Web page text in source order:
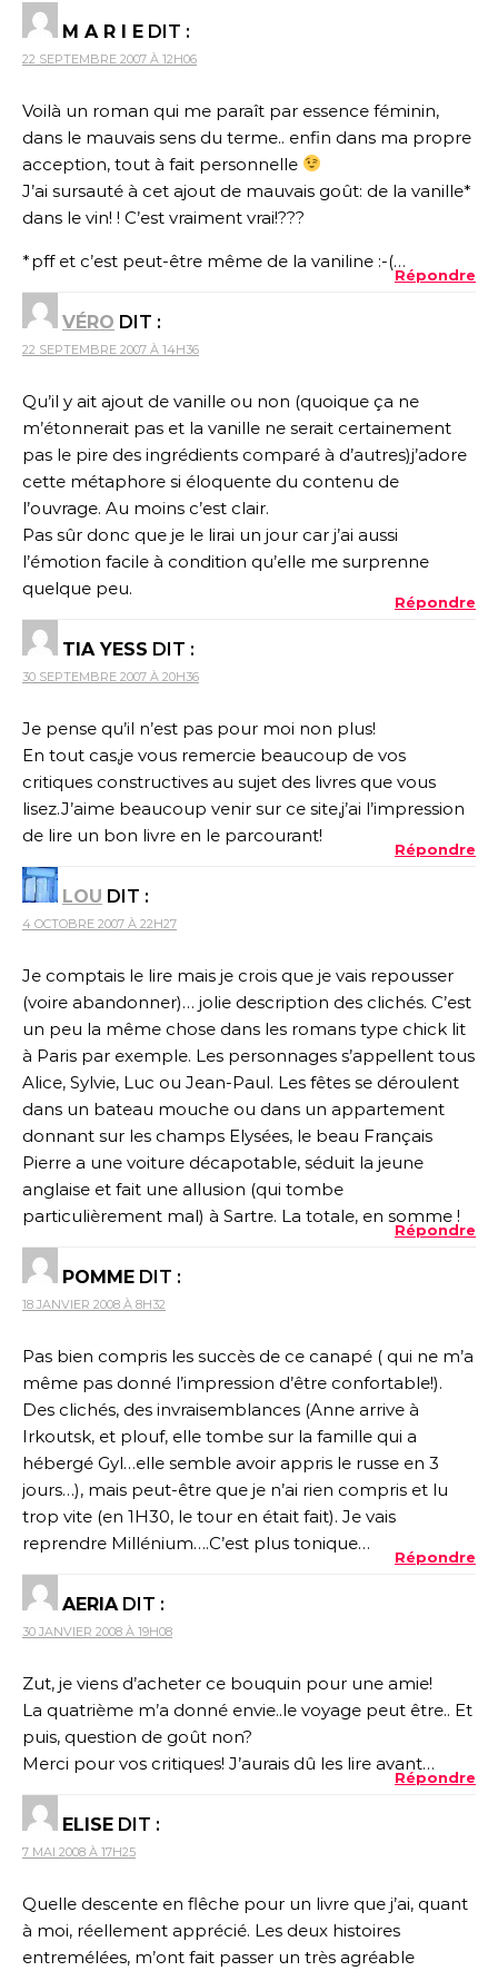
M A R I E DIT :
22 SEPTEMBRE 2007 À 12H06
Voilà un roman qui me paraît par essence féminin,
dans le mauvais sens du terme.. enfin dans ma propre
acception, tout à fait personnelle
J’ai sursauté à cet ajout de mauvais goût: de la vanille*
dans le vin! ! C’est vraiment vrai!???
*pff et c’est peut-être même de la vaniline :-(…
Répondre
VÉRO DIT :
22 SEPTEMBRE 2007 À 14H36
Qu’il y ait ajout de vanille ou non (quoique ça ne
m’étonnerait pas et la vanille ne serait certainement
pas le pire des ingrédients comparé à d’autres)j’adore
cette métaphore si éloquente du contenu de
l’ouvrage. Au moins c’est clair.
Pas sûr donc que je le lirai un jour car j’ai aussi
l’émotion facile à condition qu’elle me surprenne
quelque peu.
Répondre
TIA YESS DIT :
30 SEPTEMBRE 2007 À 20H36
Je pense qu’il n’est pas pour moi non plus!
En tout cas,je vous remercie beaucoup de vos
critiques constructives au sujet des livres que vous
lisez.J’aime beaucoup venir sur ce site,j’ai l’impression
de lire un bon livre en le parcourant!
Répondre
LOU DIT :
4 OCTOBRE 2007 À 22H27
Je comptais le lire mais je crois que je vais repousser
(voire abandonner)… jolie description des clichés. C’est
un peu la même chose dans les romans type chick lit
à Paris par exemple. Les personnages s’appellent tous
Alice, Sylvie, Luc ou Jean-Paul. Les fêtes se déroulent
dans un bateau mouche ou dans un appartement
donnant sur les champs Elysées, le beau Français
Pierre a une voiture décapotable, séduit la jeune
anglaise et fait une allusion (qui tombe
particulièrement mal) à Sartre. La totale, en somme !
Répondre
POMME DIT :
18 JANVIER 2008 À 8H32
Pas bien compris les succès de ce canapé ( qui ne m’a
même pas donné l’impression d’être confortable!).
Des clichés, des invraisemblances (Anne arrive à
Irkoutsk, et plouf, elle tombe sur la famille qui a
hébergé Gyl…elle semble avoir appris le russe en 3
jours…), mais peut-être que je n’ai rien compris et lu
trop vite (en 1H30, le tour en était fait). Je vais
reprendre Millénium….C’est plus tonique…
Répondre
AERIA DIT :
30 JANVIER 2008 À 19H08
Zut, je viens d’acheter ce bouquin pour une amie!
La quatrième m’a donné envie..le voyage peut être.. Et
puis, question de goût non?
Merci pour vos critiques! J’aurais dû les lire avant…
Répondre
ELISE DIT :
7 MAI 2008 À 17H25
Quelle descente en flêche pour un livre que j’ai, quant
à moi, réellement apprécié. Les deux histoires
entremélées, m’ont fait passer un très agréable